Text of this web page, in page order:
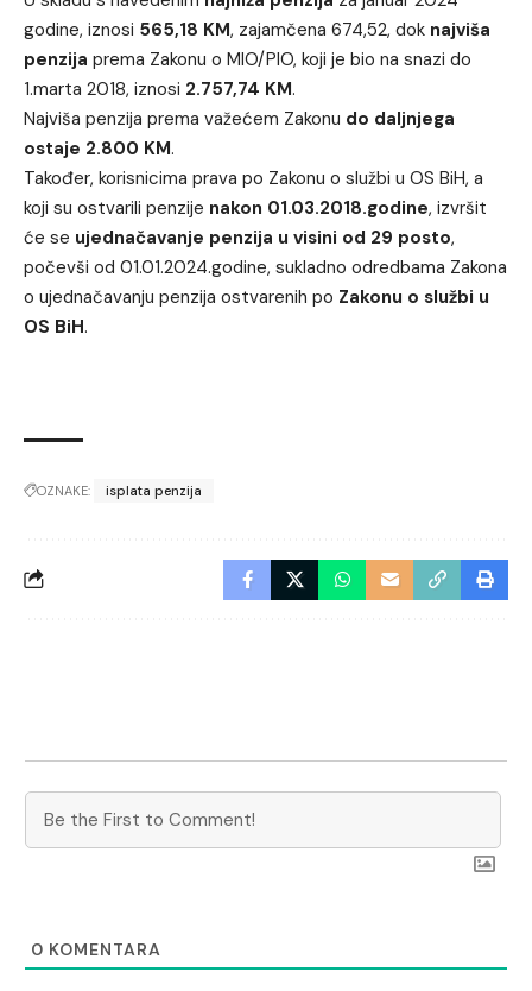
godine, iznosi 565,18 KM, zajamčena 674,52, dok najviša
penzija prema Zakonu o MIO/PIO, koji je bio na snazi do
1.marta 2018, iznosi 2.757,74 KM.
Najviša penzija prema važećem Zakonu do daljnjega
ostaje 2.800 KM.
Također, korisnicima prava po Zakonu o službi u OS BiH, a
koji su ostvarili penzije nakon 01.03.2018.godine, izvršit
će se ujednačavanje penzija u visini od 29 posto,
počevši od 01.01.2024.godine, sukladno odredbama Zakona
o ujednačavanju penzija ostvarenih po Zakonu o službi u
OS BiH.
OZNAKE: isplata penzija
0 KOMENTARA